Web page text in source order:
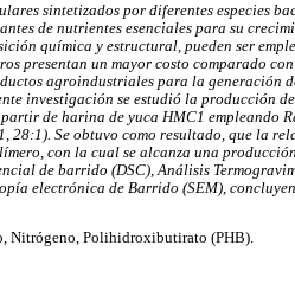
sintetizados por diferentes especies
de nutrientes esenciales para su
química y estructural, pueden ser
presentan un mayor costo comparado
agroindustriales para la generación
investigación se estudió la producción
de harina de yuca HMC1 empleando
Se obtuvo como resultado, que la
con la cual se alcanza una
de barrido (DSC), Análisis
electrónica de Barrido (SEM),
Nitrógeno, Polihidroxibutirato (PHB).